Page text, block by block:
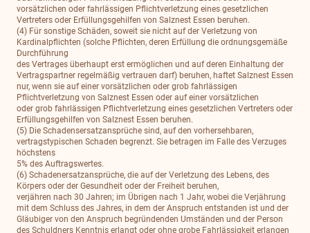
vorsätzlichen oder fahrlässigen Pflichtverletzung eines gesetzlichen
Vertreters oder Erfüllungsgehilfen von Salznest Essen beruhen.
(4) Für sonstige Schäden, soweit sie nicht auf der Verletzung von
Kardinalpflichten (solche Pflichten, deren Erfüllung die ordnungsgemäße
Durchführung
des Vertrages überhaupt erst ermöglichen und auf deren Einhaltung der
Vertragspartner regelmäßig vertrauen darf) beruhen, haftet Salznest Essen
nur, wenn sie auf einer vorsätzlichen oder grob fahrlässigen
Pflichtverletzung von Salznest Essen oder auf einer vorsätzlichen
oder grob fahrlässigen Pflichtverletzung eines gesetzlichen Vertreters oder
Erfüllungsgehilfen von Salznest Essen beruhen.
(5) Die Schadensersatzansprüche sind, auf den vorhersehbaren,
vertragstypischen Schaden begrenzt. Sie betragen im Falle des Verzuges
höchstens
5% des Auftragswertes.
(6) Schadenersatzansprüche, die auf der Verletzung des Lebens, des
Körpers oder der Gesundheit oder der Freiheit beruhen,
verjähren nach 30 Jahren; im Übrigen nach 1 Jahr, wobei die Verjährung
mit dem Schluss des Jahres, in dem der Anspruch entstanden ist und der
Gläubiger von den Anspruch begründenden Umständen und der Person
des Schuldners Kenntnis erlangt oder ohne grobe Fahrlässigkeit erlangen